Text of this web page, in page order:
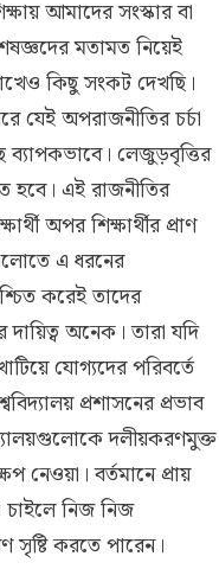
আমাদের সংস্কার বা
মতামত নিয়েই
কিছু সংকট দেখছি।
যেই অপরাজনীতির চর্চা
লেজুড়বৃত্তির
হবে। এই রাজনীতির
অপর শিক্ষার্থীর প্রাণ
এ ধরনের
করেই তাদের
অনেক। তারা যদি
যোগ্যদের পরিবর্তে
প্রশাসনের প্রভাব
দলীয়করণমুক্ত
নেওয়া। বর্তমানে প্রায়
চাইলে নিজ নিজ
সৃষ্টি করতে পারেন।